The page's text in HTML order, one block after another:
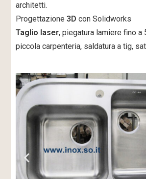
architetti.
Progettazione3D con Solidworks
Taglio laser, piegatura lamiere fino a
piccola carpenteria, saldatura a tig,